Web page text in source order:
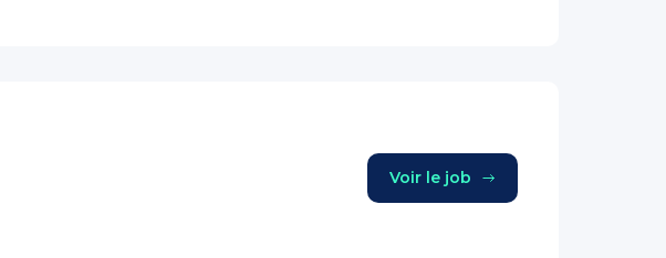
Voir le job